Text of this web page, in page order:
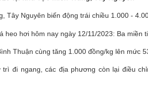
Tây Nguyên biến động trái chiều 1.000 -
Thuận cùng tăng 1.000 đồng/kg lên mức
đi ngang, các địa phương còn lại điều